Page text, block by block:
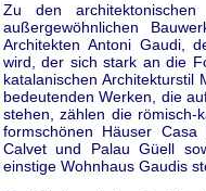
Zu den
außergewöhnlichen
Architekten Antoni Gaudi,
wird, der sich stark an die
katalanischen Architekturstil
bedeutenden Werken, die
stehen, zählen die römisch-
formschönen Häuser
Calvet und Palau Güell
einstige Wohnhaus Gaudis